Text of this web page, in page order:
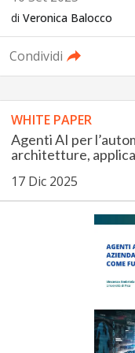
di Veronica Balocco
Condividi
WHITE PAPER
Agenti AI per
architetture,
17 Dic 2025